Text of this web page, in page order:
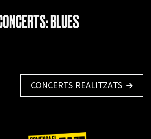
BLUES
CONCERTS REALITZATS